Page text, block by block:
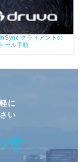
クライアントの
ール手順
に
い
せ